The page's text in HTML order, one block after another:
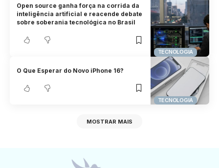
TECNOLOGIA
Open source ganha força na corrida da
inteligência artificial e reacende debate
sobre soberania tecnológica no Brasil
TECNOLOGIA
O Que Esperar do Novo iPhone 16?
MOSTRAR MAIS